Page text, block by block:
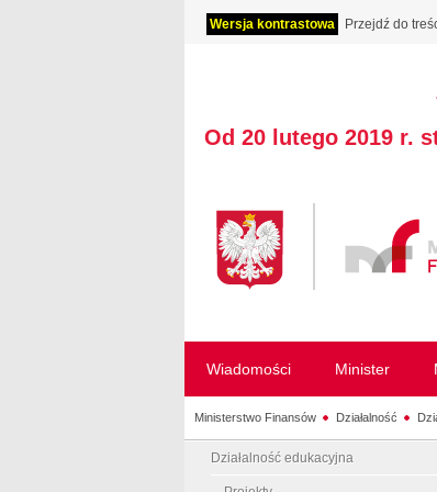
Wersja kontrastowa Przejdź do
Od 20 lutego 2019 r.
Wiadomości Minister
Ministerstwo Finansów Działalność
Działalność edukacyjna